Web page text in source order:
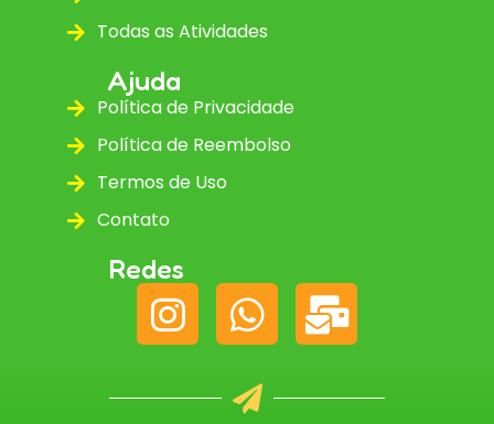
Todas as Atividades
Ajuda
Política de Privacidade
Política de Reembolso
Termos de Uso
Contato
Redes